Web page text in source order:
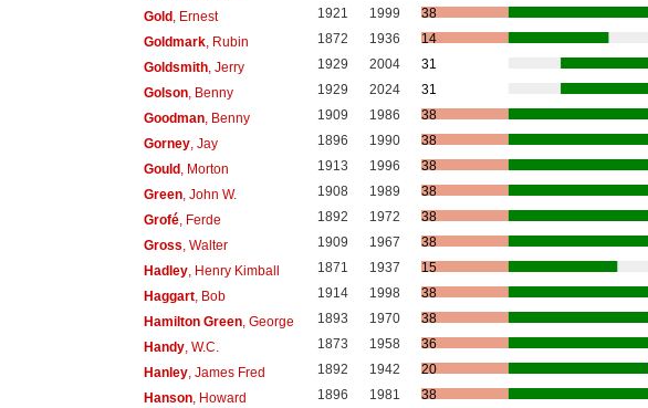
Gold, Ernest 1921 1999
38
Goldmark, Rubin 1872 1936
14
Goldsmith, Jerry 1929 2004
31
Golson, Benny 1929 2024
31
Goodman, Benny 1909 1986
38
Gorney, Jay 1896 1990
38
Gould, Morton 1913 1996
38
Green, John W. 1908 1989
38
Grofé, Ferde 1892 1972
38
Gross , Walter 1909 1967
38
Hadley, Henry Kimball 1871 1937
15
Haggart, Bob 1914 1998
38
Hamilton Green, George 1893 1970
38
Handy, W.C. 1873 1958
36
Hanley, James Fred 1892 1942
20
Hanson, Howard 1896 1981 38